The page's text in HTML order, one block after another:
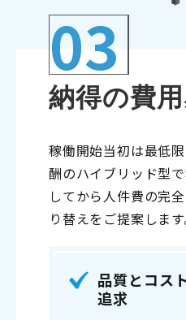
03
納得の費
稼働開始当初は最低
酬のハイブリッド型
してから人件費の完
り替えをご提案します
品質とコス
追求